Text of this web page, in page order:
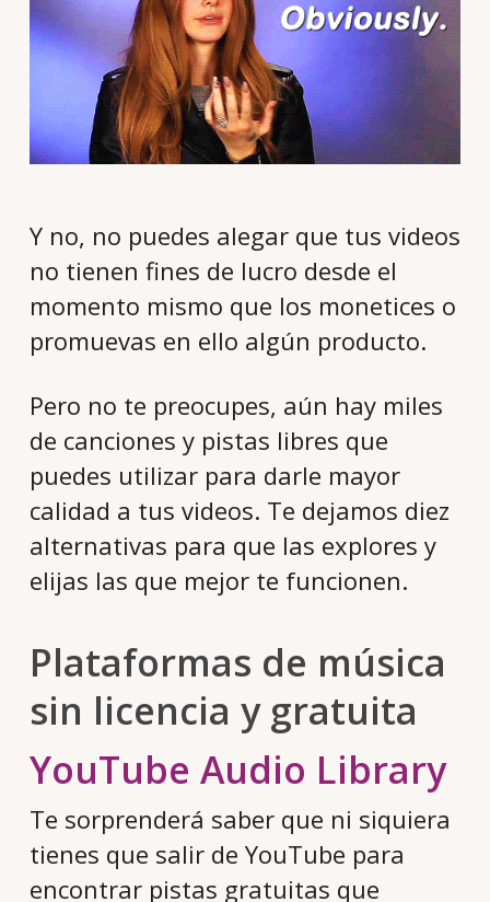
Y no, no puedes alegar que tus videos
no tienen fines de lucro desde el
momento mismo que los monetices o
promuevas en ello algún producto.
Pero no te preocupes, aún hay miles
de canciones y pistas libres que
puedes utilizar para darle mayor
calidad a tus videos. Te dejamos diez
alternativas para que las explores y
elijas las que mejor te funcionen.
Plataformas de música
sin licencia y gratuita
YouTube Audio Library
Te sorprenderá saber que ni siquiera
tienes que salir de YouTube para
encontrar pistas gratuitas que